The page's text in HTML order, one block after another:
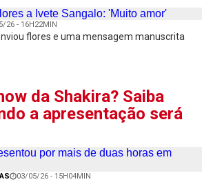
26 - 16H22MIN
flores e uma mensagem manuscrita
da Shakira? Saiba
a apresentação será
03/05/26 - 15H04MIN